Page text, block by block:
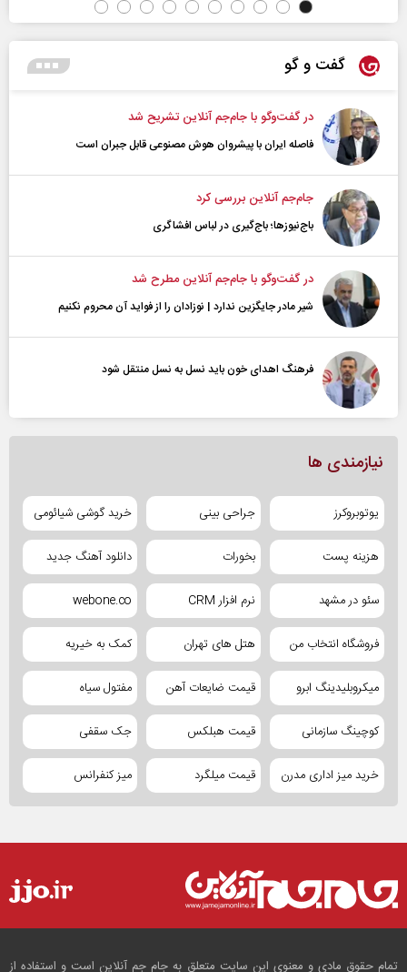
گفت و گو
در گفت‌و‌گو با جام‌جم آنلاین تشریح شد
فاصله ایران با پیشرو‌ان هوش مصنوعی قابل جبران است
جام‌جم آنلاین بررسی کرد
باج‌نیوزها؛ باج‌گیری در لباس افشاگری
در گفت‌و‌گو با جام‌جم آنلاین مطرح شد
شیر مادر جایگزین ندارد | نوزادان را از فواید آن محروم نکنیم
فرهنگ اهدای خون باید نسل به نسل منتقل شود
نیازمندی ها
یوتوبروکرز جراحی بینی خرید گوشی شیائومی
هزینه پست بخورات دانلود آهنگ جدید
سئو در مشهد نرم افزار CRM webone.co
فروشگاه انتخاب من هتل های تهران کمک به خیریه
میکروبلیدینگ ابرو قیمت ضایعات آهن مفتول سیاه
کوچینگ سازمانی قیمت هبلکس جک سقفی
خرید میز اداری مدرن قیمت میلگرد میز کنفرانس
تمام حقوق مادی و معنوی این سایت متعلق به جام جم آنلاین است و استفاده از